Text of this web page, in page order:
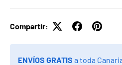
Compartir:
ENVÍOS GRATIS a toda